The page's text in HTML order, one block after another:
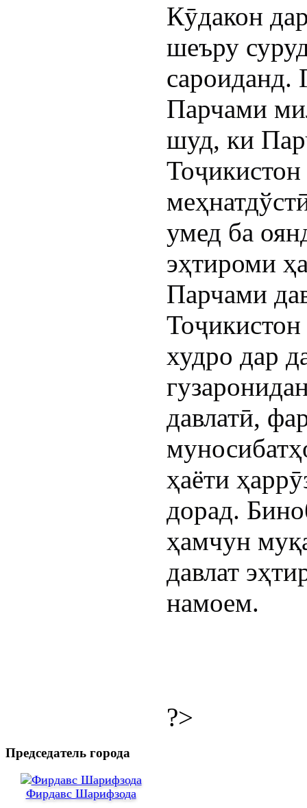
Кӯдакон
шеъру
сароиданд.
Парчами
шуд, ки
умед ба
эҳтироми
Парчами
худро дар
давлатӣ,
ҳаёти
дорад.
ҳамчун
давлат
намоем.
?>
Председатель города
Фирдавс Шарифзода